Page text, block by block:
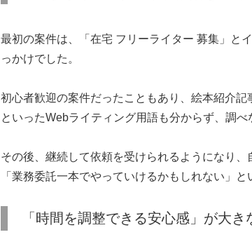
最初の案件は、「在宅 フリーライター 募集」と
っかけでした。
初心者歓迎の案件だったこともあり、絵本紹介
といったWebライティング用語も分からず、調べ
その後、継続して依頼を受けられるようになり
「業務委託一本でやっていけるかもしれない」
「時間を調整できる安心感」が大き
Japanese